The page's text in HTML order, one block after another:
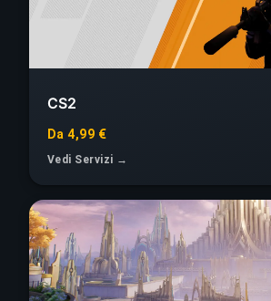
CS2
Da 4,99 €
Vedi Servizi →